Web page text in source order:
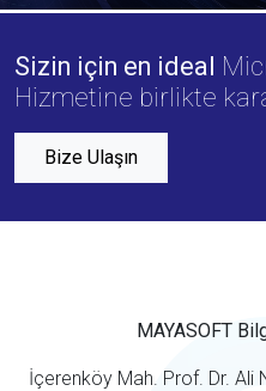
Sizin için en ideal
Hizmetine birlikte
Bize Ulaşın
MAYASOFT
İçerenköy Mah. Prof. Dr. Ali